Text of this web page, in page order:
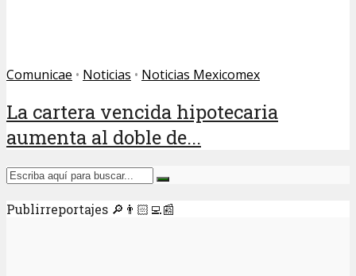
Comunicae • Noticias • Noticias Mexicomex
La cartera vencida hipotecaria
aumenta al doble de...
Publirreportajes 🔎👨🏻‍💻📰